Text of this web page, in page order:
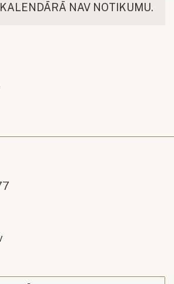
NAV NOTIKUMU.